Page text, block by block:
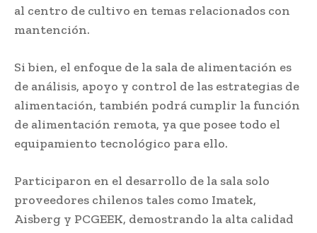
al centro de cultivo en temas relacionados con
mantención.
Si bien, el enfoque de la sala de alimentación es
de análisis, apoyo y control de las estrategias de
alimentación, también podrá cumplir la función
de alimentación remota, ya que posee todo el
equipamiento tecnológico para ello.
Participaron en el desarrollo de la sala solo
proveedores chilenos tales como Imatek,
Aisberg y PCGEEK, demostrando la alta calidad